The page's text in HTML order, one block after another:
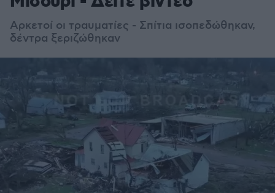
Αρκετοί οι τραυματίες - Σπίτια ισοπεδώθηκαν,
δέντρα ξεριζώθηκαν